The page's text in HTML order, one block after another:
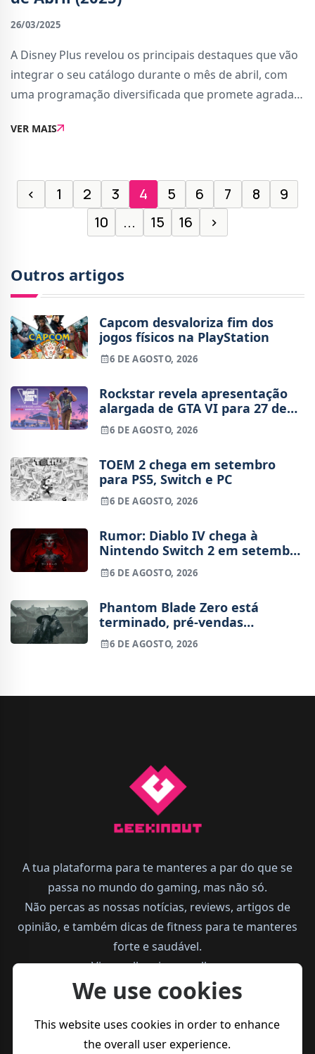
26/03/2025
A Disney Plus revelou os principais destaques que vão
integrar o seu catálogo durante o mês de abril, com
uma programação diversificada que promete agradar
séries, dramas, ação e uma sele
VER MAIS
‹ 1 2 3 4 5 6 7 8
9
10
... 15 16 ›
Outros artigos
Capcom desvaloriza fim dos
jogos físicos na PlayStation
6 DE AGOSTO, 2026
Rockstar revela apresentação
alargada de GTA VI para 27 de
agosto
6 DE AGOSTO, 2026
TOEM 2 chega em setembro
para PS5, Switch e PC
6 DE AGOSTO, 2026
Rumor: Diablo IV chega à
Nintendo Switch 2 em setembro
e vai custar o preço de um jogo
novo
6 DE AGOSTO, 2026
Phantom Blade Zero está
terminado, pré-vendas
começam na próxima semana
6 DE AGOSTO, 2026
A tua plataforma para te manteres a par do que se
passa no mundo do gaming, mas não só.
Não percas as nossas notícias, reviews, artigos de
opinião, e também dicas de fitness para te manteres
forte e saudável.
Vive melhor, joga melhor.
We use cookies
This website uses cookies in order to enhance
the overall user experience.